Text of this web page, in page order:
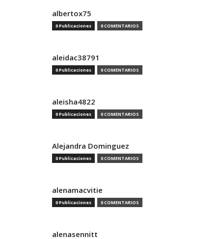
albertox75
0 Publicaciones 0 COMENTARIOS
aleidac38791
0 Publicaciones 0 COMENTARIOS
aleisha4822
0 Publicaciones 0 COMENTARIOS
Alejandra Dominguez
0 Publicaciones 0 COMENTARIOS
alenamacvitie
0 Publicaciones 0 COMENTARIOS
alenasennitt